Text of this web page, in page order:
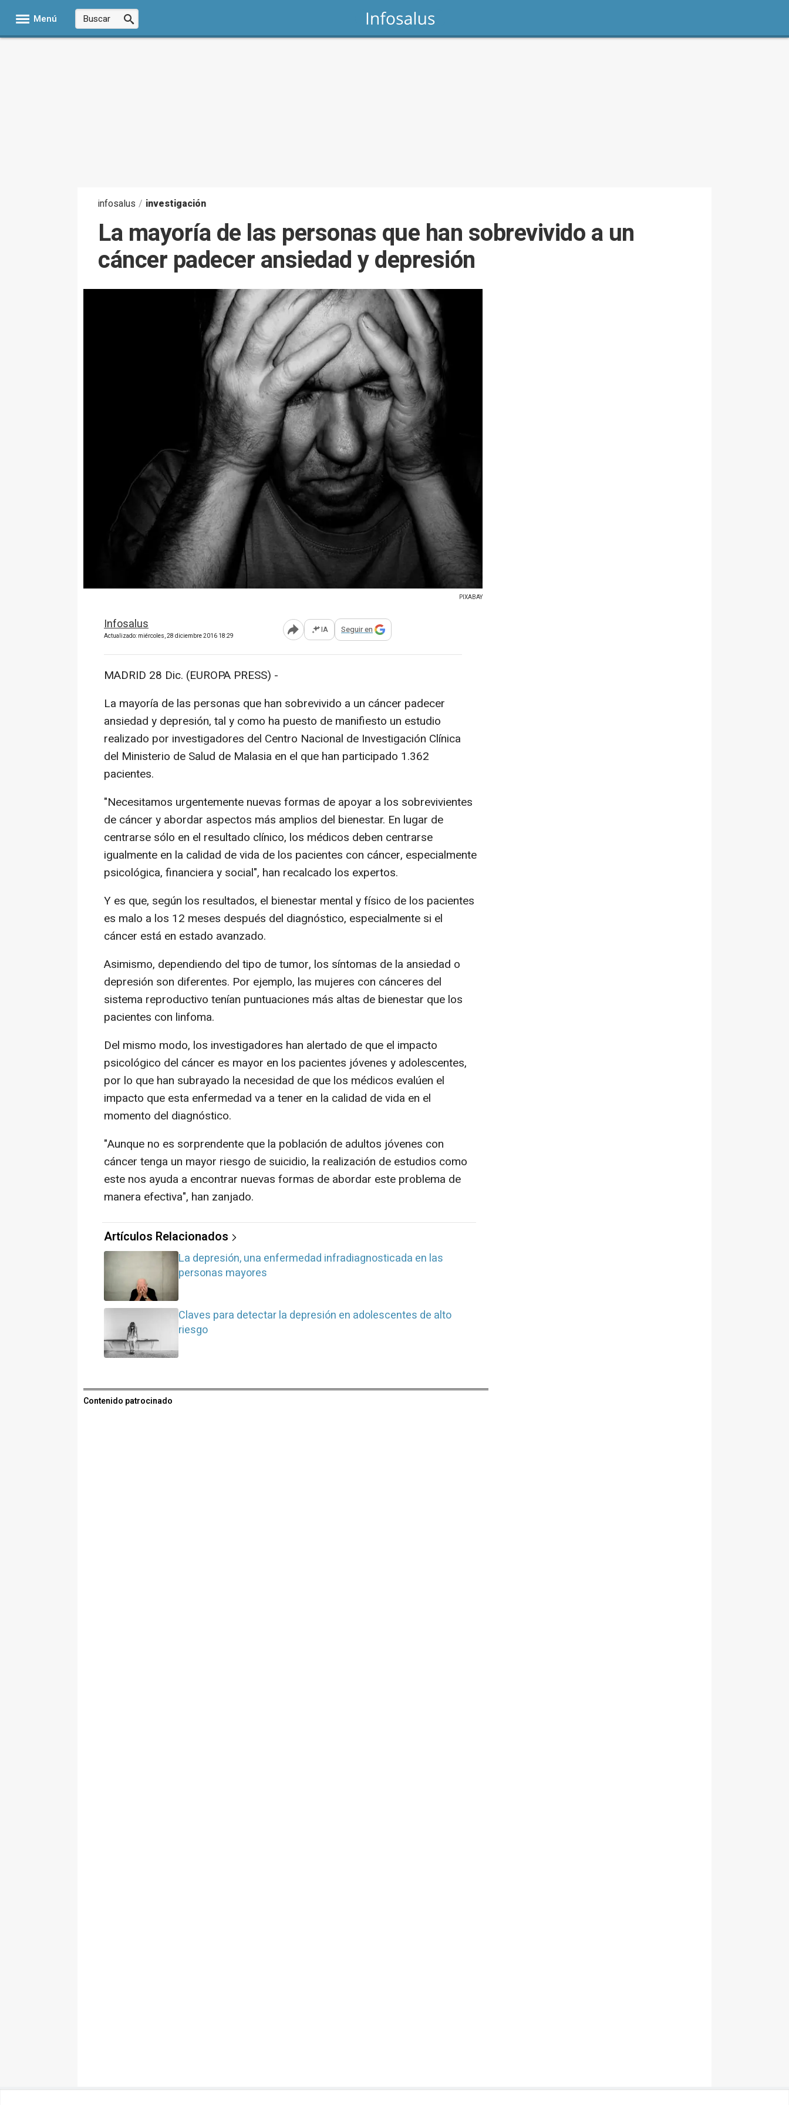
Menú
infosalus / investigación
La mayoría de las personas que han sobrevivido a un
cáncer padecer ansiedad y depresión
PIXABAY
Infosalus
Actualizado: miércoles, 28 diciembre 2016 18:29 Abrir opciones para compartir
IA Seguir en
MADRID 28 Dic. (EUROPA PRESS) -
La mayoría de las personas que han sobrevivido a un cáncer padecer
ansiedad y depresión, tal y como ha puesto de manifiesto un estudio
realizado por investigadores del Centro Nacional de Investigación Clínica
del Ministerio de Salud de Malasia en el que han participado 1.362
pacientes.
"Necesitamos urgentemente nuevas formas de apoyar a los sobrevivientes
de cáncer y abordar aspectos más amplios del bienestar. En lugar de
centrarse sólo en el resultado clínico, los médicos deben centrarse
igualmente en la calidad de vida de los pacientes con cáncer, especialmente
psicológica, financiera y social", han recalcado los expertos.
Y es que, según los resultados, el bienestar mental y físico de los pacientes
es malo a los 12 meses después del diagnóstico, especialmente si el
cáncer está en estado avanzado.
Asimismo, dependiendo del tipo de tumor, los síntomas de la ansiedad o
depresión son diferentes. Por ejemplo, las mujeres con cánceres del
sistema reproductivo tenían puntuaciones más altas de bienestar que los
pacientes con linfoma.
Del mismo modo, los investigadores han alertado de que el impacto
psicológico del cáncer es mayor en los pacientes jóvenes y adolescentes,
por lo que han subrayado la necesidad de que los médicos evalúen el
impacto que esta enfermedad va a tener en la calidad de vida en el
momento del diagnóstico.
"Aunque no es sorprendente que la población de adultos jóvenes con
cáncer tenga un mayor riesgo de suicidio, la realización de estudios como
este nos ayuda a encontrar nuevas formas de abordar este problema de
manera efectiva", han zanjado.
Artículos Relacionados
La depresión, una enfermedad infradiagnosticada en las
personas mayores
Claves para detectar la depresión en adolescentes de alto
riesgo
Contenido patrocinado